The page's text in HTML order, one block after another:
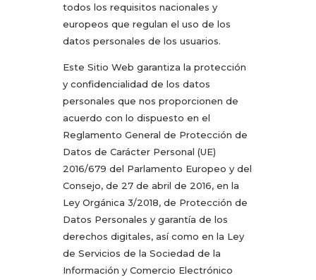
todos los requisitos nacionales y
europeos que regulan el uso de los
datos personales de los usuarios.
Este Sitio Web garantiza la protección
y confidencialidad de los datos
personales que nos proporcionen de
acuerdo con lo dispuesto en el
Reglamento General de Protección de
Datos de Carácter Personal (UE)
2016/679 del Parlamento Europeo y del
Consejo, de 27 de abril de 2016, en la
Ley Orgánica 3/2018, de Protección de
Datos Personales y garantía de los
derechos digitales, así como en la Ley
de Servicios de la Sociedad de la
Información y Comercio Electrónico